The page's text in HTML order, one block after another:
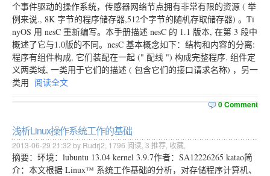
个事件驱动的操作系统，传感器网络节点拥有非常有限的资源 ( 举
例来说., 8K 字节的程序储存器,512个字节的随机存取储存器) 。Ti
nyOS 用 nesC 重新编写。本手册描述 nesC 的 1.1 版本, 在第 3 段中
概述了它与1.0版的不同。nesC 基本概念如下：结构和内容的分离:
程序有组件构成, 它们装配在一起 (" 配线 ") 构成完整程序. 组件定
义两类域, 一类用于它们的描述 ( 包含它们的接口请求名称) ，另一
类用 阅读全文
0 Comment
浅析Linux操作系统工作的基础
2013-06-29 21:32 by Rudrj2, 1796 阅读, 3 推荐, 收藏
摘要：环境：lubuntu 13.04 kernel 3.9.7作者：SA12226265 katao简
介：本文根据 Linux™ 系统工作基础的分析，对存储程序计算机、